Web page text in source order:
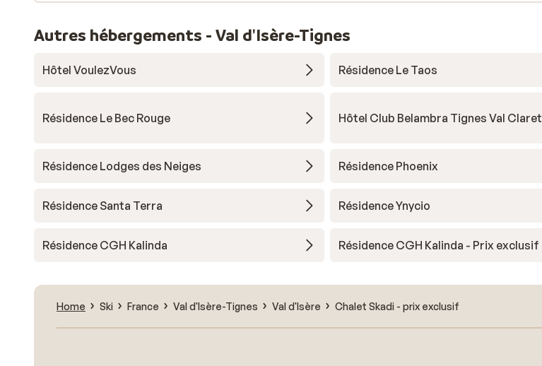
Autres hébergements - Val d'Isère-Tignes
Hôtel VoulezVous Résidence Le Taos
Résidence Le Bec Rouge Hôtel Club Belambra Tignes Val Claret
Résidence Lodges des Neiges Résidence Phoenix
Résidence Santa Terra Résidence Ynycio
Résidence CGH Kalinda Résidence CGH Kalinda - Prix exclusif
Home Ski France Val d'Isère-Tignes Val d'Isère Chalet Skadi - prix exclusif